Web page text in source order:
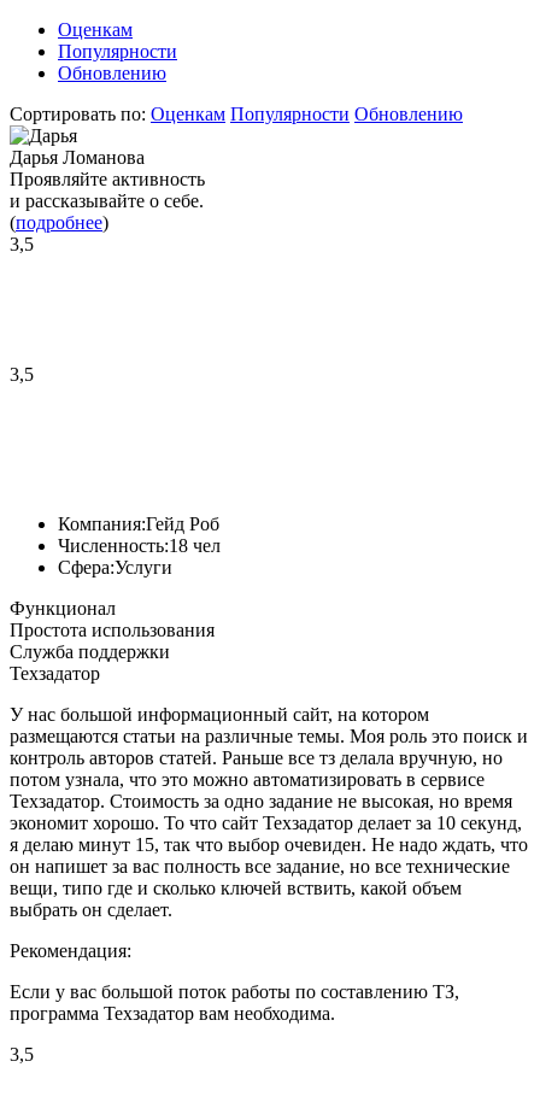
Оценкам
Популярности
Обновлению
Сортировать по: Оценкам Популярности Обновлению
Дарья Ломанова
Проявляйте активность
и рассказывайте о себе.
(подробнее)
3,5
3,5
Компания:Гейд Роб
Численность:18 чел
Сфера:Услуги
Функционал
Простота использования
Служба поддержки
Техзадатор
У нас большой информационный сайт, на котором
размещаются статьи на различные темы. Моя роль это поиск и
контроль авторов статей. Раньше все тз делала вручную, но
потом узнала, что это можно автоматизировать в сервисе
Техзадатор. Стоимость за одно задание не высокая, но время
экономит хорошо. То что сайт Техзадатор делает за 10 секунд,
я делаю минут 15, так что выбор очевиден. Не надо ждать, что
он напишет за вас полность все задание, но все технические
вещи, типо где и сколько ключей вствить, какой объем
выбрать он сделает.
Рекомендация:
Если у вас большой поток работы по составлению ТЗ,
программа Техзадатор вам необходима.
3,5